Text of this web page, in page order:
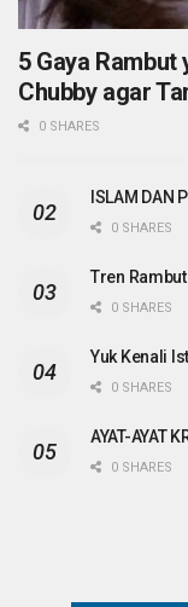
5 Gaya Rambut
Chubby agar
0 SHARES
ISLAM DAN
0 SHARES
Tren
0 SHARES
Yuk Kenali
0 SHARES
AYAT-AYAT
0 SHARES